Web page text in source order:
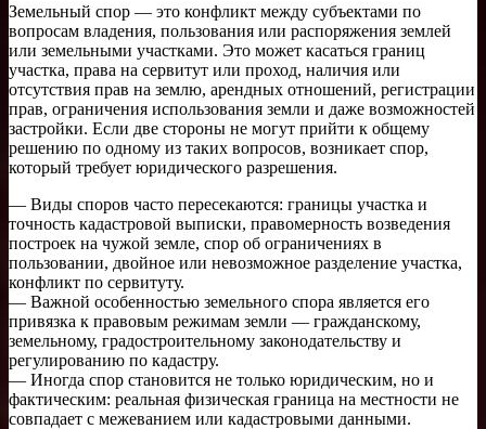
Земельный спор — это конфликт между субъектами по
вопросам владения, пользования или распоряжения землей
или земельными участками. Это может касаться границ
участка, права на сервитут или проход, наличия или
отсутствия прав на землю, арендных отношений, регистрации
прав, ограничения использования земли и даже возможностей
застройки. Если две стороны не могут прийти к общему
решению по одному из таких вопросов, возникает спор,
который требует юридического разрешения.
— Виды споров часто пересекаются: границы участка и
точность кадастровой выписки, правомерность возведения
построек на чужой земле, спор об ограничениях в
пользовании, двойное или невозможное разделение участка,
конфликт по сервитуту.
— Важной особенностью земельного спора является его
привязка к правовым режимам земли — гражданскому,
земельному, градостроительному законодательству и
регулированию по кадастру.
— Иногда спор становится не только юридическим, но и
фактическим: реальная физическая граница на местности не
совпадает с межеванием или кадастровыми данными.